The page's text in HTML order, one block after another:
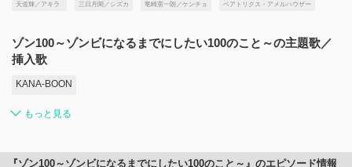
天道輝／アキラ 三日月閑／シズカ 竜崎憲一朗／ケンチョ ベアトリクス・アメルハウザー
ゾン100～ゾンビになるまでにしたい100のこと～の主題歌／
挿入歌
KANA-BOON
もっと見る
『ゾン100～ゾンビになるまでにしたい100のこと～』のエピソード情報